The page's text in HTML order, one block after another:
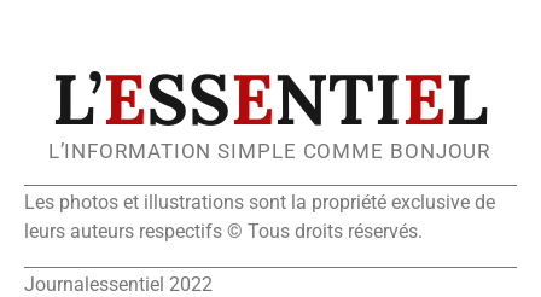
L’ESSENTIEL
L’INFORMATION SIMPLE COMME BONJOUR
Les photos et illustrations sont la propriété exclusive de
leurs auteurs respectifs © Tous droits réservés.
Journalessentiel 2022